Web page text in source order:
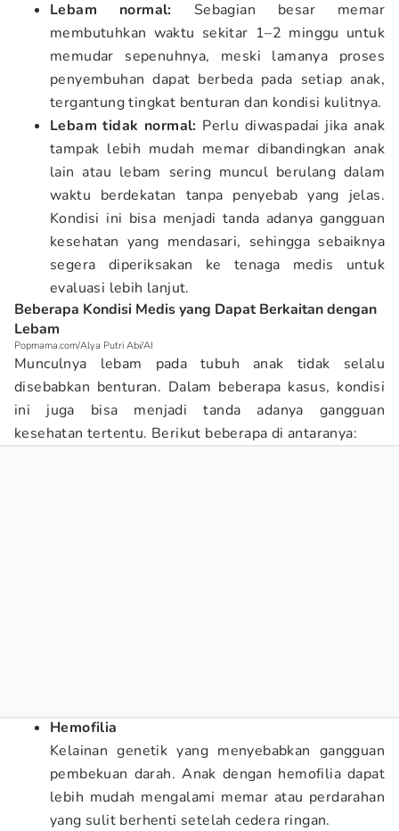
Lebam normal: Sebagian besar memar
membutuhkan waktu sekitar 1–2 minggu untuk
memudar sepenuhnya, meski lamanya proses
penyembuhan dapat berbeda pada setiap anak,
tergantung tingkat benturan dan kondisi kulitnya.
Lebam tidak normal: Perlu diwaspadai jika anak
tampak lebih mudah memar dibandingkan anak
lain atau lebam sering muncul berulang dalam
waktu berdekatan tanpa penyebab yang jelas.
Kondisi ini bisa menjadi tanda adanya gangguan
kesehatan yang mendasari, sehingga sebaiknya
segera diperiksakan ke tenaga medis untuk
evaluasi lebih lanjut.
Beberapa Kondisi Medis yang Dapat Berkaitan dengan
Lebam
Popmama.com/Alya Putri Abi/AI
Munculnya lebam pada tubuh anak tidak selalu
disebabkan benturan. Dalam beberapa kasus, kondisi
ini juga bisa menjadi tanda adanya gangguan
kesehatan tertentu. Berikut beberapa di antaranya:
Hemofilia
Kelainan genetik yang menyebabkan gangguan
pembekuan darah. Anak dengan hemofilia dapat
lebih mudah mengalami memar atau perdarahan
yang sulit berhenti setelah cedera ringan.